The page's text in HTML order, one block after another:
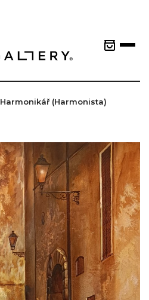
Harmonikář (Harmonista)